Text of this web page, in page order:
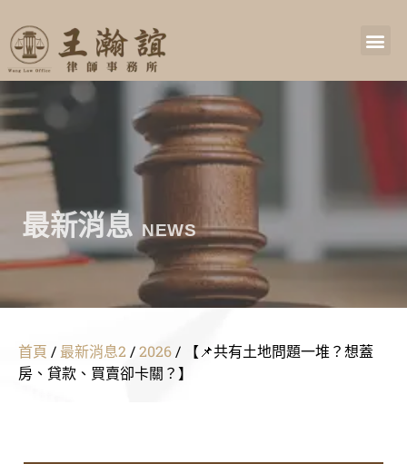
最新消息 NEWS
首頁 / 最新消息2 /2026/
【📌共有土地問題一堆？想蓋
房、貸款、買賣卻卡關？】